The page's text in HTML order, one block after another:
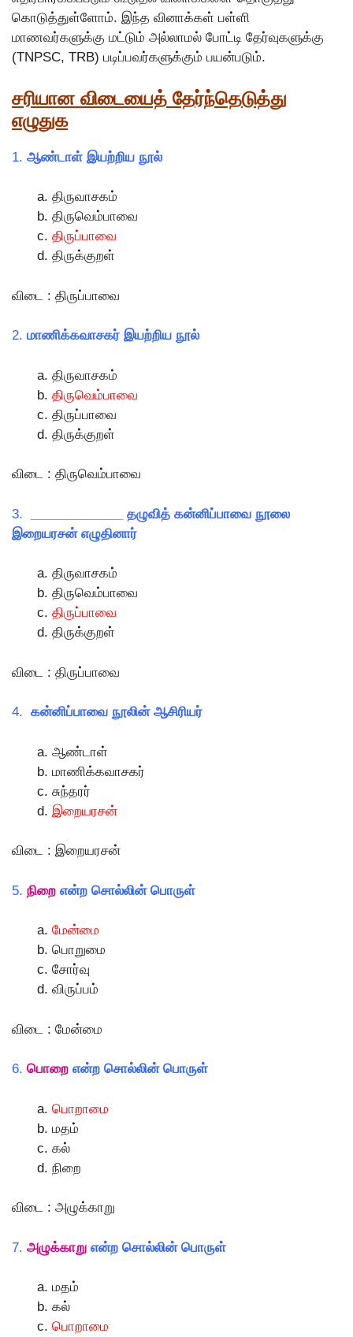
கொடுத்துள்ளோம். இந்த வினாக்கள் பள்ளி
மாணவர்களுக்கு மட்டும் அல்லாமல் போட்டி தேர்வுகளுக்கு
(TNPSC, TRB) படிப்பவர்களுக்கும் பயன்படும்.
சரியான விடையைத் தேர்ந்தெடுத்து
எழுதுக
1. ஆண்டாள் இயற்றிய நூல்
திருவாசகம்
திருவெம்பாவை
திருப்பாவை
திருக்குறள்
விடை : திருப்பாவை
2. மாணிக்கவாசகர் இயற்றிய நூல்
திருவாசகம்
திருவெம்பாவை
திருப்பாவை
திருக்குறள்
விடை : திருவெம்பாவை
3. _____________ தழுவித் கன்னிப்பாவை நூலை
இறையரசன் எழுதினார்
திருவாசகம்
திருவெம்பாவை
திருப்பாவை
திருக்குறள்
விடை : திருப்பாவை
4. கன்னிப்பாவை நூலின் ஆசிரியர்
ஆண்டாள்
மாணிக்கவாசகர்
சுந்தரர்
இறையரசன்
விடை : இறையரசன்
5. நிறை என்ற சொல்லின் பொருள்
மேன்மை
பொறுமை
சோர்வு
விருப்பம்
விடை : மேன்மை
6. பொறை என்ற சொல்லின் பொருள்
பொறாமை
மதம்
கல்
நிறை
விடை : அழுக்காறு
7. அழுக்காறு என்ற சொல்லின் பொருள்
மதம்
கல்
பொறாமை